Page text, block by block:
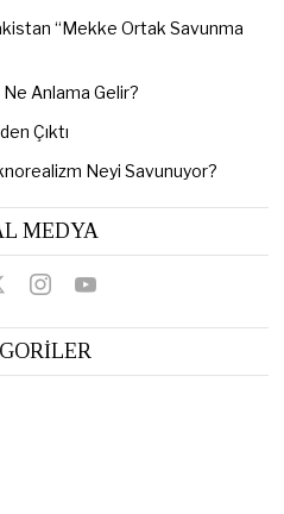
“Mekke Ortak Savunma
Ne Anlama Gelir?
Çıktı
Neyi Savunuyor?
MEDYA